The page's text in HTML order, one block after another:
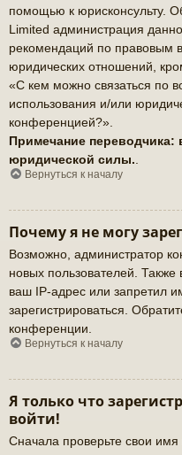
помощью к юрисконсульту.
Limited администрация
рекомендаций по правовым
юридических отношений,
«С кем можно связаться по
использования и/или
конференцией?».
Примечание переводчика:
юридической силы.
Вернуться к началу
Почему я не могу
Возможно, администратор
новых пользователей. Также
ваш IP-адрес или запретил
зарегистрироваться.
конференции.
Вернуться к началу
Я только что
войти!
Сначала проверьте свои